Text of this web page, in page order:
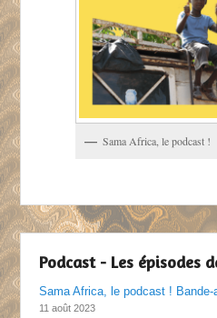
Sama Africa, le podcast !
Podcast - Les épisodes
Sama Africa, le podcast !
11 août 2023